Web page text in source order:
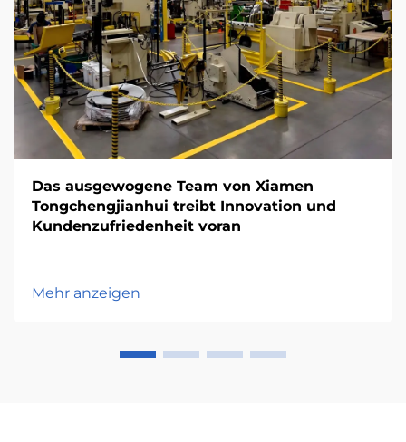
Das ausgewogene Team von Xiamen
Tongchengjianhui treibt Innovation und
Kundenzufriedenheit voran
Mehr anzeigen